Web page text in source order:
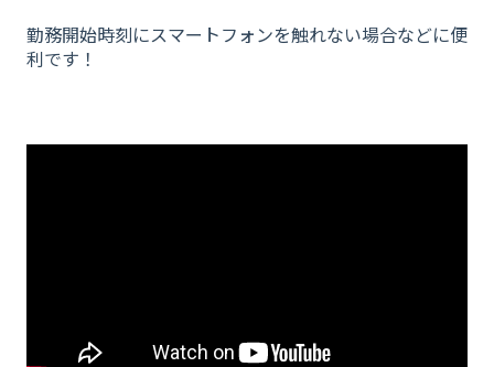
勤務開始時刻にスマートフォンを触れない場合などに便
利です！